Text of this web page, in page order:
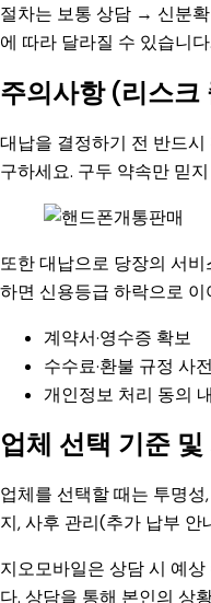
절차는 보통 상담 → 신분
에 따라 달라질 수 있습니다.
주의사항 (리스크
대납을 결정하기 전 반드
구하세요. 구두 약속만 믿
또한 대납으로 당장의 서
하면 신용등급 하락으로
계약서·영수증 확보
수수료·환불 규정 사
개인정보 처리 동의
업체 선택 기준
업체를 선택할 때는 투명
지, 사후 관리(추가 납부
지오모바일은 상담 시 예
다. 상담을 통해 본인의 상